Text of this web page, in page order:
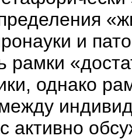
и
рамки
однако
активно